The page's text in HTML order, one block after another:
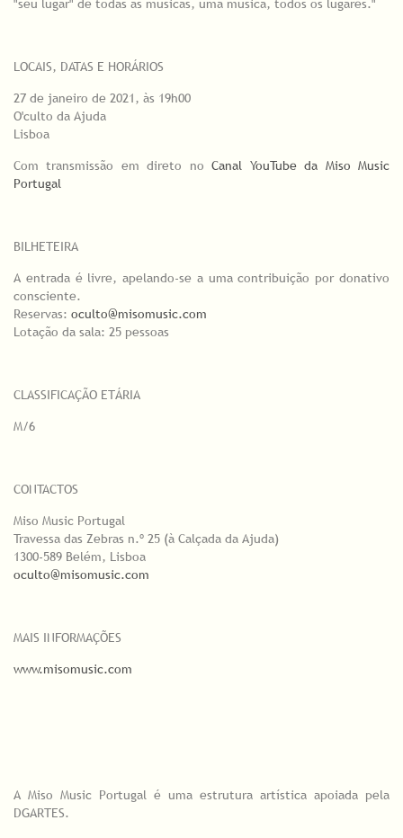
"seu lugar" de todas as músicas, uma música, todos os lugares."
LOCAIS, DATAS E HORÁRIOS
27 de janeiro de 2021, às 19h00
O'culto da Ajuda
Lisboa
Com transmissão em direto noCanal YouTube da Miso Music
Portugal
BILHETEIRA
A entrada é livre, apelando-se a uma contribuição por donativo
consciente.
Reservas: oculto@misomusic.com
Lotação da sala: 25 pessoas
CLASSIFICAÇÃO ETÁRIA
M/6
CONTACTOS
Miso Music Portugal
Travessa das Zebras n.º 25 (à Calçada da Ajuda)
1300-589 Belém, Lisboa
oculto@misomusic.com
MAIS INFORMAÇÕES
www.misomusic.com
A Miso Music Portugal é uma estrutura artística apoiada pela
DGARTES.